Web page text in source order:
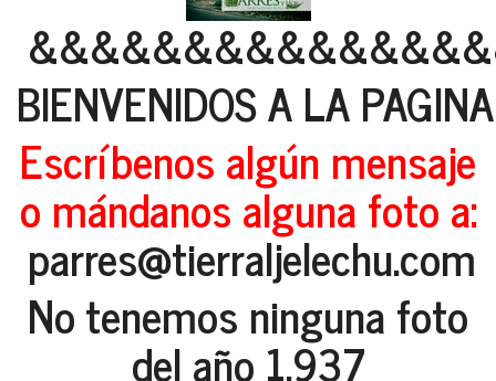
BIENVENIDOS A LA
Escríbenos algún mensaje
o mándanos alguna foto a:
parres@tierraljelechu.com
No tenemos ninguna foto
del año 1.937